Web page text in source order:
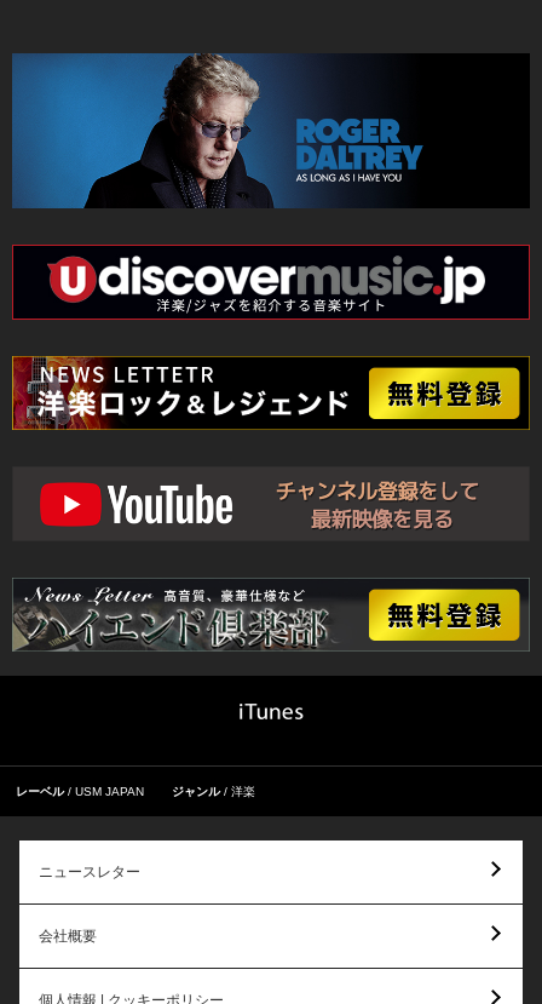
レーベル USM JAPAN ジャンル 洋楽
ニュースレター
会社概要
個人情報 | クッキーポリシー